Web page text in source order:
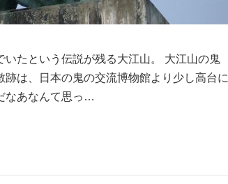
たという伝説が残る大江山。 大江山の鬼
は、日本の鬼の交流博物館より少し高台に
なあなんて思っ…